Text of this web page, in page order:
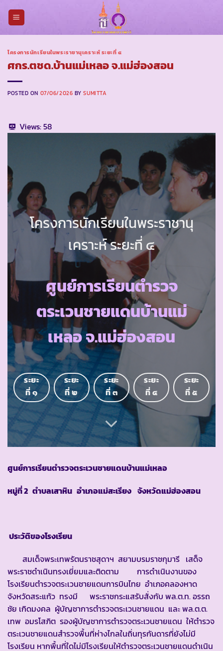
โครงการนักเรียนในพระราชานุเคราะห์ ระยะที่ ๔
ศกร.ตชด.บ้านแม่เหลอ จ.แม่ฮ่องสอน
POSTED ON 07/06/2026 BYSUMITTA
Views:58
โครงการนักเรียนในพระราชานุ
เคราะห์ ระยะที่ ๔
ศูนย์การเรียนตำรวจ
ตระเวนชายแดนบ้านแม่
เหลอ จ.แม่ฮ่องสอน
ระยะ
ที่ ๑
ระยะ
ที่ ๒
ระยะ
ที่ ๓
ระยะ
ที่ ๔
ระยะ
ที่ ๕
ศูนย์การเรียนตำรวจตระเวนชายแดนบ้านแม่เหลอ
หมู่ที่ 2 ตำบลเสาหิน อำเภอแม่สะเรียง จังหวัดแม่ฮ่องสอน
ประวัติของโรงเรียน
สมเด็จพระเทพรัตนราชสุดาฯ สยามบรมราชกุมารี เสด็จ
พระราชดำเนินทรงเยี่ยมและติดตาม การดำเนินงานของ
โรงเรียนตำรวจตระเวนชายแดนการบินไทย อำเภอคลองหาด
จังหวัดสระแก้ว ทรงมี พระราชกระแสรับสั่งกับ พล.ต.ท. อรรถ
ชัย เกิดมงคล ผู้บัญชาการตำรวจตระเวนชายแดน และ พล.ต.ต.
เทพ อมรโสภิต รองผู้บัญชาการตำรวจตระเวนชายแดน ให้ตำรวจ
ตระเวนชายแดนสำรวจพื้นที่ห่างไกลในถิ่นทุรกันดารที่ยังไม่มี
โรงเรียน หากพื้นที่ใดไม่มีโรงเรียนให้ตำรวจตระเวนชายแดนดำเนิน